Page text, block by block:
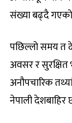
संख्या बढ्दै गएको
पछिल्लो समय त
अवसर र सुरक्षित
अनौपचारिक
नेपाली देशबाहिर